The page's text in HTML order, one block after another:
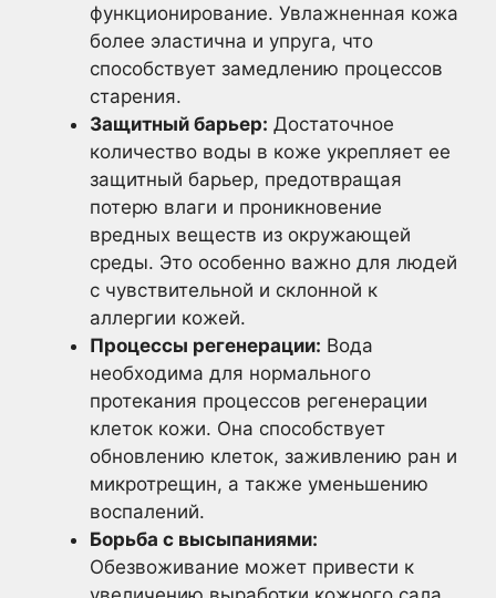
функционирование. Увлажненная кожа
более эластична и упруга, что
способствует замедлению процессов
старения.
Защитный барьер: Достаточное
количество воды в коже укрепляет ее
защитный барьер, предотвращая
потерю влаги и проникновение
вредных веществ из окружающей
среды. Это особенно важно для людей
с чувствительной и склонной к
аллергии кожей.
Процессы регенерации: Вода
необходима для нормального
протекания процессов регенерации
клеток кожи. Она способствует
обновлению клеток, заживлению ран и
микротрещин, а также уменьшению
воспалений.
Борьба с высыпаниями:
Обезвоживание может привести к